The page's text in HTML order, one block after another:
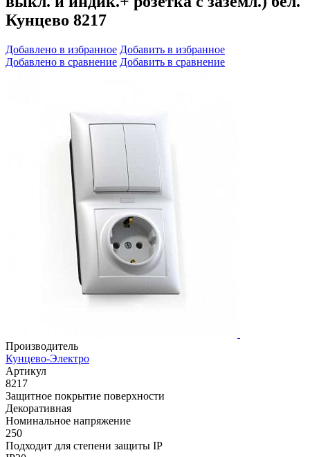
Кунцево 8217
Добавлено в избранное Добавить в избранное
Добавлено в сравнение Добавить в сравнение
Производитель
Кунцево-Электро
Артикул
8217
Защитное покрытие поверхности
Декоративная
Номинальное напряжение
250
Подходит для степени защиты IP